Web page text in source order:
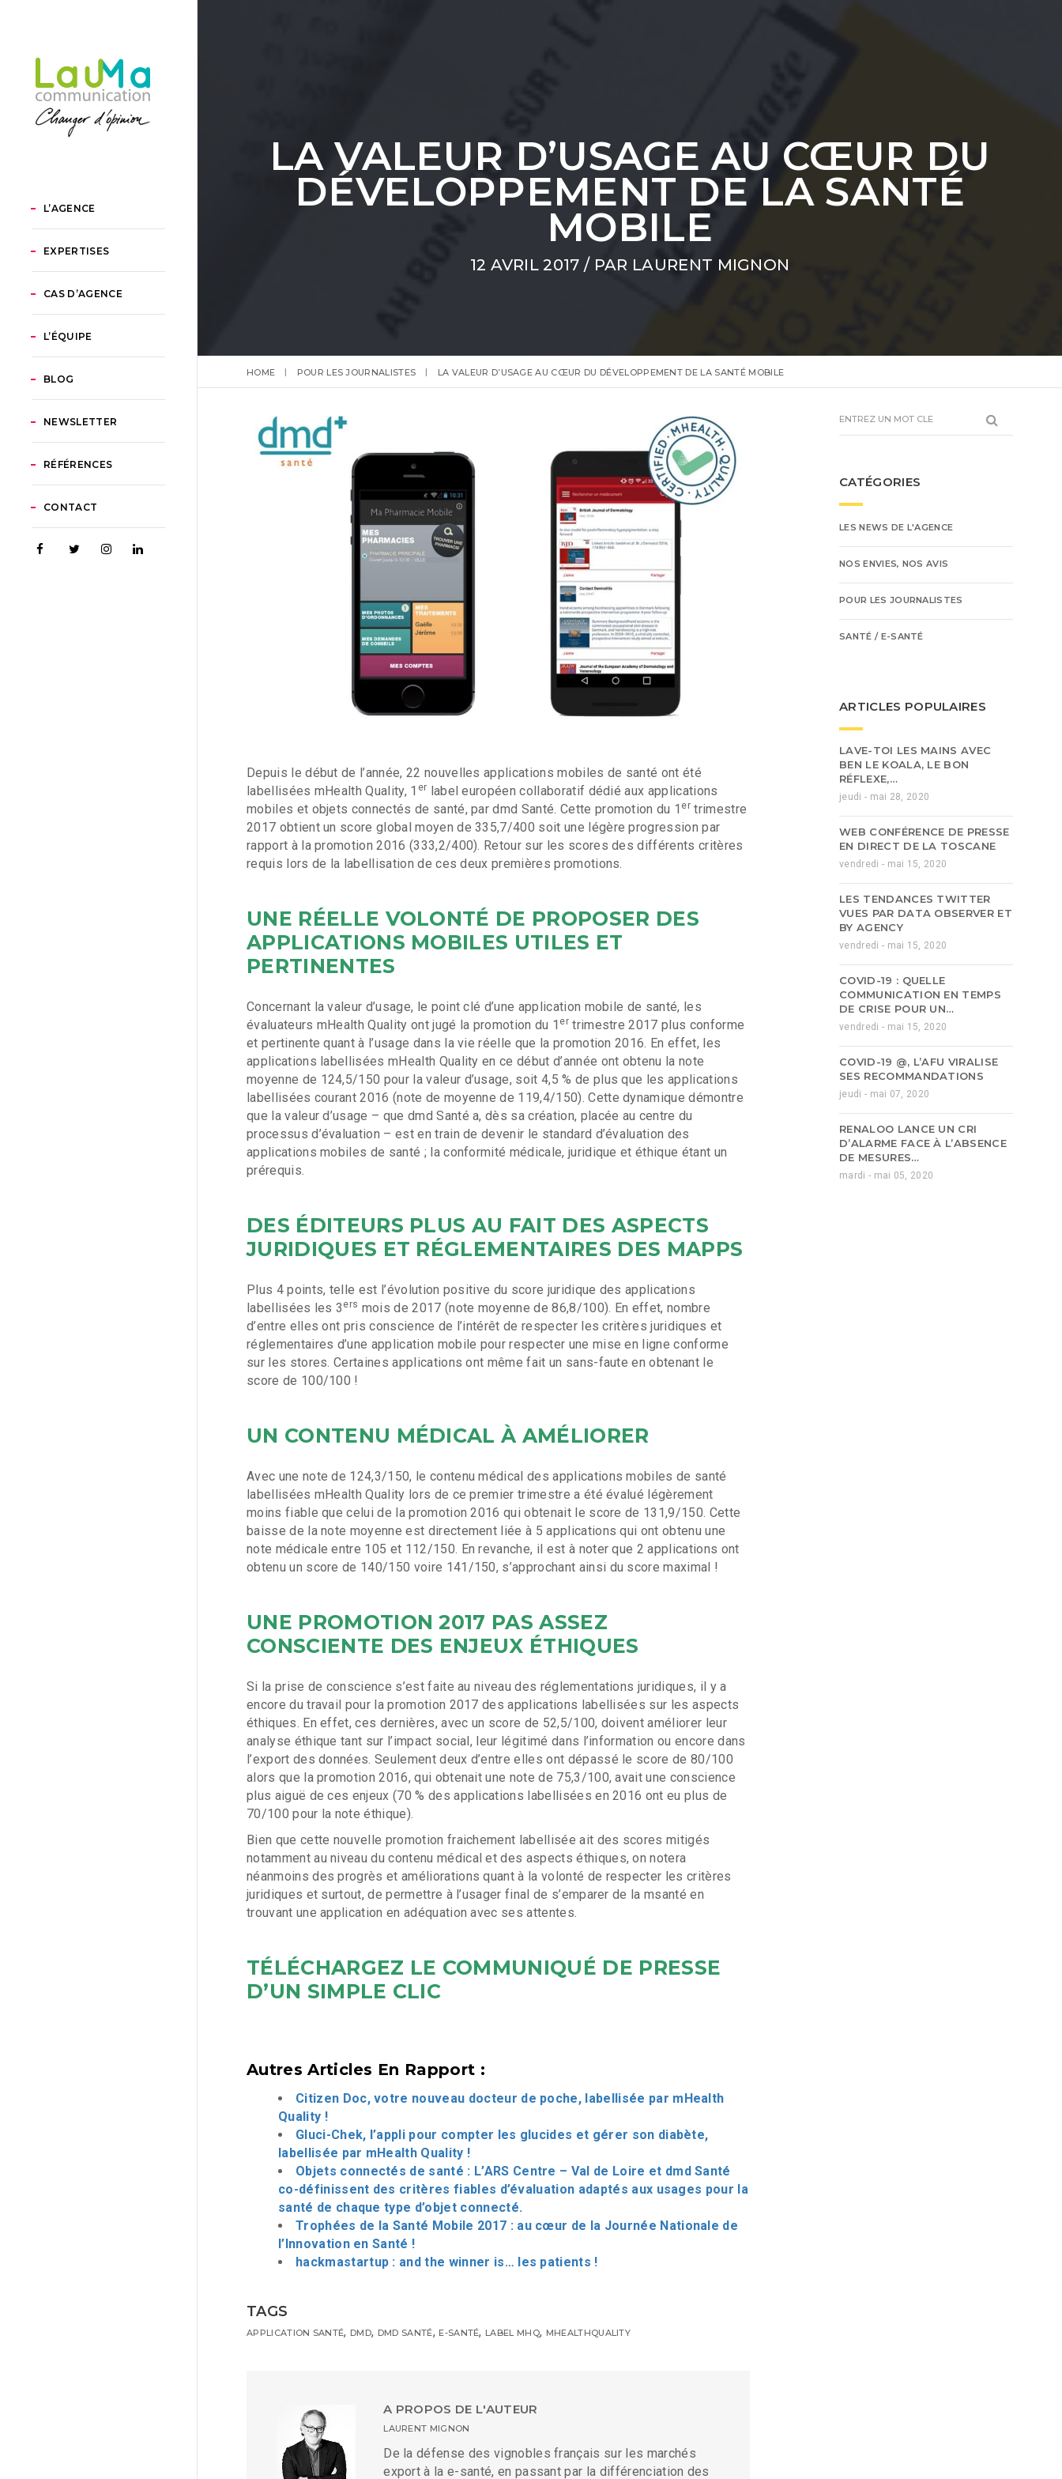
L’AGENCE
EXPERTISES
CAS D’AGENCE
L’ÉQUIPE
BLOG
NEWSLETTER
RÉFÉRENCES
CONTACT
LA VALEUR D’USAGE AU CŒUR DU
DÉVELOPPEMENT DE LA SANTÉ
MOBILE
12 AVRIL 2017 / PAR LAURENT MIGNON
HOME POUR LES JOURNALISTES LA VALEUR D’USAGE AU CŒUR DU DÉVELOPPEMENT DE LA SANTÉ MOBILE
Depuis le début de l’année, 22 nouvelles applications mobiles de santé ont été
labellisées mHealth Quality, 1 er label européen collaboratif dédié aux applications
mobiles et objets connectés de santé, par dmd Santé. Cette promotion du 1 er trimestre
2017 obtient un score global moyen de 335,7/400 soit une légère progression par
rapport à la promotion 2016 (333,2/400). Retour sur les scores des différents critères
requis lors de la labellisation de ces deux premières promotions.
UNE RÉELLE VOLONTÉ DE PROPOSER DES
APPLICATIONS MOBILES UTILES ET
PERTINENTES
Concernant la valeur d’usage, le point clé d’une application mobile de santé, les
évaluateurs mHealth Quality ont jugé la promotion du 1 ertrimestre 2017 plus conforme
et pertinente quant à l’usage dans la vie réelle que la promotion 2016. En effet, les
applications labellisées mHealth Quality en ce début d’année ont obtenu la note
moyenne de 124,5/150 pour la valeur d’usage, soit 4,5 % de plus que les applications
labellisées courant 2016 (note de moyenne de 119,4/150). Cette dynamique démontre
que la valeur d’usage – que dmd Santé a, dès sa création, placée au centre du
processus d’évaluation – est en train de devenir le standard d’évaluation des
applications mobiles de santé ; la conformité médicale, juridique et éthique étant un
prérequis.
DES ÉDITEURS PLUS AU FAIT DES ASPECTS
JURIDIQUES ET RÉGLEMENTAIRES DES MAPPS
Plus 4 points, telle est l’évolution positive du score juridique des applications
labellisées les 3 ers mois de 2017 (note moyenne de 86,8/100). En effet, nombre
d’entre elles ont pris conscience de l’intérêt de respecter les critères juridiques et
réglementaires d’une application mobile pour respecter une mise en ligne conforme
sur les stores. Certaines applications ont même fait un sans-faute en obtenant le
score de 100/100 !
UN CONTENU MÉDICAL À AMÉLIORER
Avec une note de 124,3/150, le contenu médical des applications mobiles de santé
labellisées mHealth Quality lors de ce premier trimestre a été évalué légèrement
moins fiable que celui de la promotion 2016 qui obtenait le score de 131,9/150. Cette
baisse de la note moyenne est directement liée à 5 applications qui ont obtenu une
note médicale entre 105 et 112/150. En revanche, il est à noter que 2 applications ont
obtenu un score de 140/150 voire 141/150, s’approchant ainsi du score maximal !
UNE PROMOTION 2017 PAS ASSEZ
CONSCIENTE DES ENJEUX ÉTHIQUES
Si la prise de conscience s’est faite au niveau des réglementations juridiques, il y a
encore du travail pour la promotion 2017 des applications labellisées sur les aspects
éthiques. En effet, ces dernières, avec un score de 52,5/100, doivent améliorer leur
analyse éthique tant sur l’impact social, leur légitimé dans l’information ou encore dans
l’export des données. Seulement deux d’entre elles ont dépassé le score de 80/100
alors que la promotion 2016, qui obtenait une note de 75,3/100, avait une conscience
plus aiguë de ces enjeux (70 % des applications labellisées en 2016 ont eu plus de
70/100 pour la note éthique).
Bien que cette nouvelle promotion fraichement labellisée ait des scores mitigés
notamment au niveau du contenu médical et des aspects éthiques, on notera
néanmoins des progrès et améliorations quant à la volonté de respecter les critères
juridiques et surtout, de permettre à l’usager final de s’emparer de la msanté en
trouvant une application en adéquation avec ses attentes.
TÉLÉCHARGEZ LE COMMUNIQUÉ DE PRESSE
D’UN SIMPLE CLIC
Autres Articles En Rapport :
Citizen Doc, votre nouveau docteur de poche, labellisée par mHealth
Quality !
Gluci-Chek, l’appli pour compter les glucides et gérer son diabète,
labellisée par mHealth Quality !
Objets connectés de santé : L’ARS Centre – Val de Loire et dmd Santé
co-définissent des critères fiables d’évaluation adaptés aux usages pour la
santé de chaque type d’objet connecté.
Trophées de la Santé Mobile 2017 : au cœur de la Journée Nationale de
l’Innovation en Santé !
hackmastartup : and the winner is… les patients !
TAGS
APPLICATION SANTÉ, DMD, DMD SANTÉ, E-SANTÉ, LABEL MHQ, MHEALTHQUALITY
A PROPOS DE L'AUTEUR
LAURENT MIGNON
De la défense des vignobles français sur les marchés
export à la e-santé, en passant par la différenciation des
CATÉGORIES
LES NEWS DE L'AGENCE
NOS ENVIES, NOS AVIS
POUR LES JOURNALISTES
SANTÉ / E-SANTÉ
ARTICLES POPULAIRES
LAVE-TOI LES MAINS AVEC
BEN LE KOALA, LE BON
RÉFLEXE,…
jeudi - mai 28, 2020
WEB CONFÉRENCE DE PRESSE
EN DIRECT DE LA TOSCANE
vendredi - mai 15, 2020
LES TENDANCES TWITTER
VUES PAR DATA OBSERVER ET
BY AGENCY
vendredi - mai 15, 2020
COVID-19 : QUELLE
COMMUNICATION EN TEMPS
DE CRISE POUR UN…
vendredi - mai 15, 2020
COVID-19 @, L’AFU VIRALISE
SES RECOMMANDATIONS
jeudi - mai 07, 2020
RENALOO LANCE UN CRI
D’ALARME FACE À L’ABSENCE
DE MESURES…
mardi - mai 05, 2020